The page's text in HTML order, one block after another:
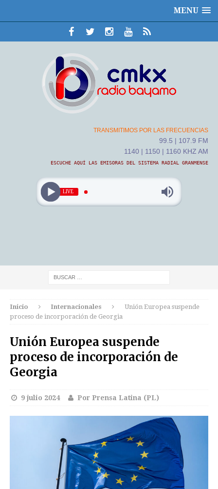
MENU
TRANSMITIMOS POR LAS FRECUENCIAS
99.5 | 107.9 FM
1140 | 1150 | 1160 KHZ AM
ESCUCHE AQUÍ LAS EMISORAS DEL SISTEMA RADIAL GRANMENSE
LIVE
Inicio Internacionales
Unión Europea suspende
proceso de incorporación de Georgia
Unión Europea suspende
proceso de incorporación de
Georgia
9 julio 2024 Por Prensa Latina (PL)